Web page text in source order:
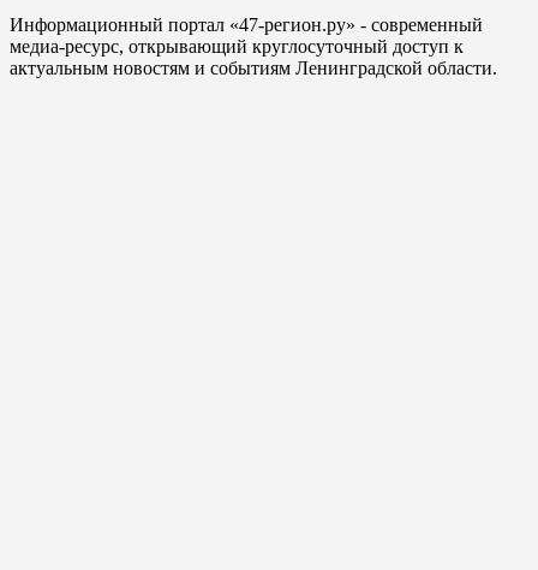
Информационный портал «47-регион.ру» - современный
медиа-ресурс, открывающий круглосуточный доступ к
актуальным новостям и событиям Ленинградской области.